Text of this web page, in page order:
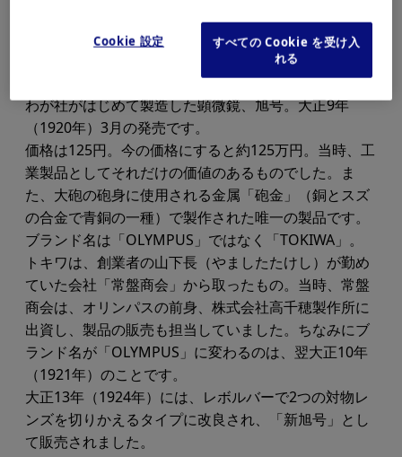
わが社がはじめて製造した顕微鏡、旭号。大正9年
（1920年）3月の発売です。
価格は125円。今の価格にすると約125万円。当時、工
業製品としてそれだけの価値のあるものでした。ま
た、大砲の砲身に使用される金属「砲金」（銅とスズ
の合金で青銅の一種）で製作された唯一の製品です。
ブランド名は「OLYMPUS」ではなく「TOKIWA」。
トキワは、創業者の山下長（やましたたけし）が勤め
ていた会社「常盤商会」から取ったもの。当時、常盤
商会は、オリンパスの前身、株式会社高千穂製作所に
出資し、製品の販売も担当していました。ちなみにブ
ランド名が「OLYMPUS」に変わるのは、翌大正10年
（1921年）のことです。
大正13年（1924年）には、レボルバーで2つの対物レ
ンズを切りかえるタイプに改良され、「新旭号」とし
て販売されました。
Cookie 設定
すべての Cookie を受け入
れる